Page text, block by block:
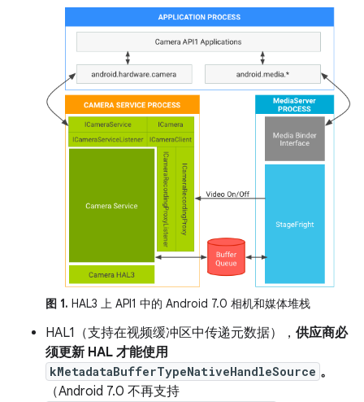
图 1. HAL3 上 API1 中的 Android 7.0 相机和媒体堆栈
HAL1（支持在视频缓冲区中传递元数据）， 供应商必
须更新 HAL 才能使用
kMetadataBufferTypeNativeHandleSource 。
（Android 7.0 不再支持